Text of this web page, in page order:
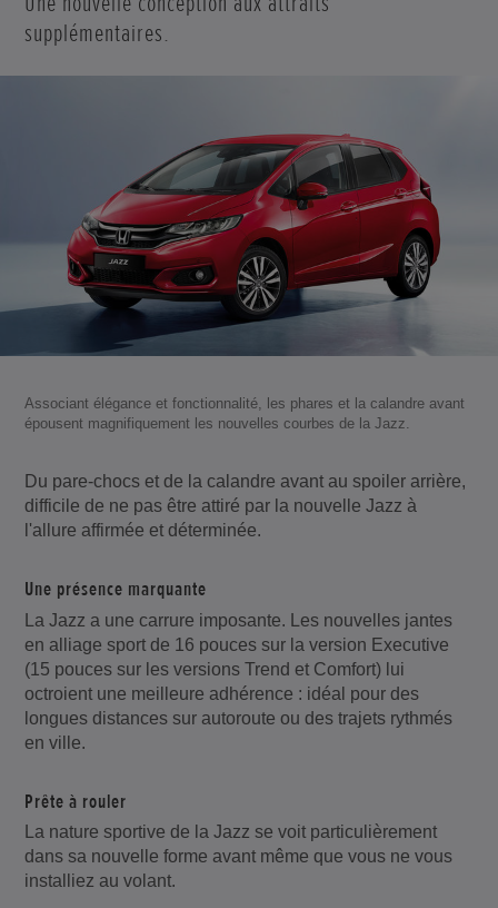
supplémentaires.
Associant élégance et fonctionnalité, les phares et la calandre avant
épousent magnifiquement les nouvelles courbes de la Jazz.
Du pare-chocs et de la calandre avant au spoiler arrière,
difficile de ne pas être attiré par la nouvelle Jazz à
l'allure affirmée et déterminée.
Une présence marquante
La Jazz a une carrure imposante. Les nouvelles jantes
en alliage sport de 16 pouces sur la version Executive
(15 pouces sur les versions Trend et Comfort) lui
octroient une meilleure adhérence : idéal pour des
longues distances sur autoroute ou des trajets rythmés
en ville.
Prête à rouler
La nature sportive de la Jazz se voit particulièrement
dans sa nouvelle forme avant même que vous ne vous
installiez au volant.